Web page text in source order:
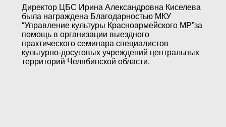
Директор ЦБС Ирина Александровна Киселева
была награждена Благодарностью МКУ
“Управление культуры Красноармейского МР”за
помощь в организации выездного
практического семинара специалистов
культурно-досуговых учреждений центральных
территорий Челябинской области.